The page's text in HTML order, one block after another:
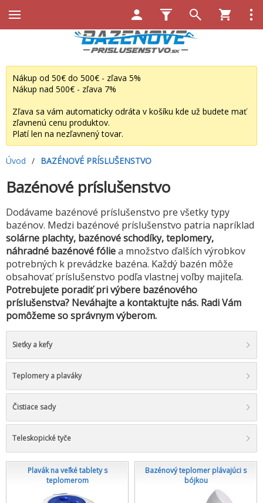
Nákup od 50€ do 500€ - zľava 5%
Nákup nad 500€ - zľava 7%
Zľava sa vám automaticky odráta v košíku kde už budete mať
zľavnenú cenu produktov.
Platí len na nezľavnený tovar.
Úvod / BAZÉNOVÉ PRÍSLUŠENSTVO
Bazénové príslušenstvo
Dodávame bazénové príslušenstvo pre všetky typy
bazénov. Medzi bazénové príslušenstvo patria napríklad
solárne plachty, bazénové schodíky, teplomery,
náhradné bazénové fóliea množstvo ďalších výrobkov
potrebných k prevádzke bazéna. Každý bazén môže
obsahovať príslušenstvo podľa vlastnej voľby majiteľa.
Potrebujete poradiť pri výbere bazénového
príslušenstva? Neváhajte a kontaktujte nás. Radi Vám
pomôžeme so správnym výberom.
Sieťky a kefy
Teplomery a plaváky
Čistiace sady
Teleskopické tyče
Plavák na veľké tablety s
teplomerom
Bazénový teplomer plávajúci s
bójkou